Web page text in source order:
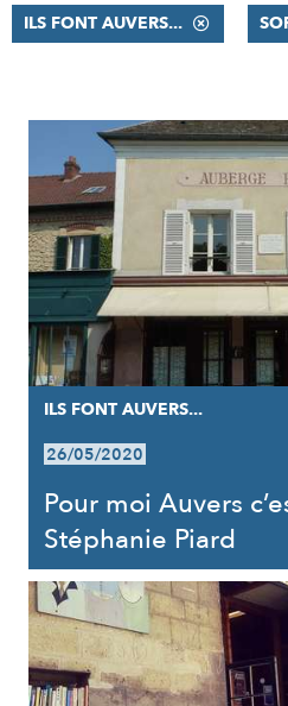
ILS FONT AUVERS...
RÉSULTATS
ILS FONT AUVERS...
26/05/2020
Pour moi Auvers
Stéphanie Piard